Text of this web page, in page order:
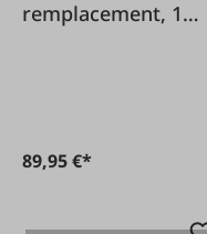
remplacement, 1
89,95 €*